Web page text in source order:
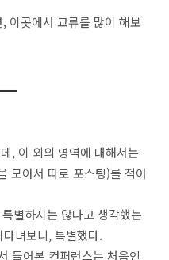
이곳에서 교류를 많이 해보
, 이 외의 영역에 대해서는
모아서 따로 포스팅)를 적어
별하지는 않다고 생각했는
녀보니, 특별했다.
들어본 컨퍼런스는 처음인